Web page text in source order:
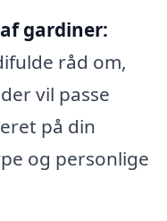
gardiner:
råd om,
vil passe
på din
og personlige